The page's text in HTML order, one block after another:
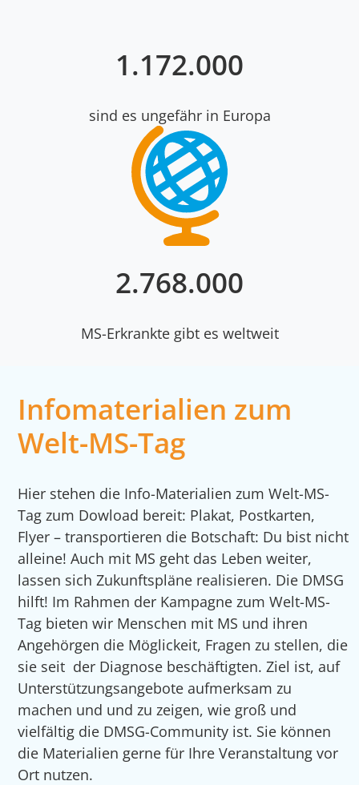
1.200.000
sind es ungefähr in Europa
2.900.000
MS-Erkrankte gibt es weltweit
Infomaterialien zum
Welt-MS-Tag
Hier stehen die Info-Materialien zum Welt-MS-
Tag zum Dowload bereit: Plakat, Postkarten,
Flyer – transportieren die Botschaft: Du bist nicht
alleine! Auch mit MS geht das Leben weiter,
lassen sich Zukunftspläne realisieren. Die DMSG
hilft! Im Rahmen der Kampagne zum Welt-MS-
Tag bieten wir Menschen mit MS und ihren
Angehörgen die Möglickeit, Fragen zu stellen, die
sie seit der Diagnose beschäftigten. Ziel ist, auf
Unterstützungsangebote aufmerksam zu
machen und und zu zeigen, wie groß und
vielfältig die DMSG-Community ist. Sie können
die Materialien gerne für Ihre Veranstaltung vor
Ort nutzen.